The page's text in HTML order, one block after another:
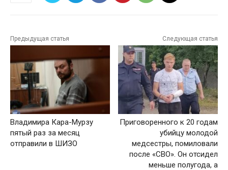
Предыдущая статья
Владимира Кара-Мурзу
пятый раз за месяц
отправили в ШИЗО
Следующая статья
Приговоренного к 20 годам
убийцу молодой
медсестры, помиловали
после «СВО». Он отсидел
меньше полугода, а